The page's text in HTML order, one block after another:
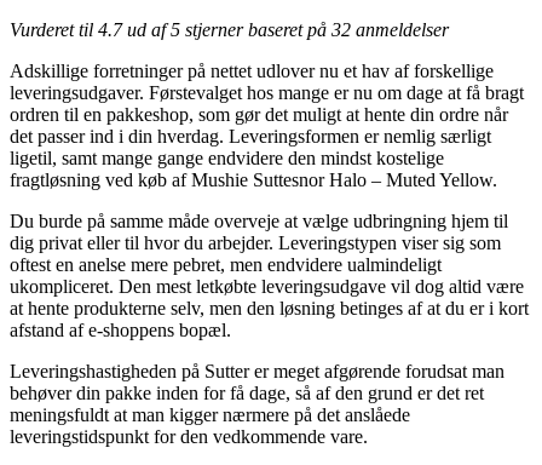
Vurderet til 4.7ud af 5 stjerner baseret på 32 anmeldelser
Adskillige forretninger på nettet udlover nu et hav af forskellige
leveringsudgaver. Førstevalget hos mange er nu om dage at få bragt
ordren til en pakkeshop, som gør det muligt at hente din ordre når
det passer ind i din hverdag. Leveringsformen er nemlig særligt
ligetil, samt mange gange endvidere den mindst kostelige
fragtløsning ved køb af Mushie Suttesnor Halo – Muted Yellow.
Du burde på samme måde overveje at vælge udbringning hjem til
dig privat eller til hvor du arbejder. Leveringstypen viser sig som
oftest en anelse mere pebret, men endvidere ualmindeligt
ukompliceret. Den mest letkøbte leveringsudgave vil dog altid være
at hente produkterne selv, men den løsning betinges af at du er i kort
afstand af e-shoppens bopæl.
Leveringshastigheden på Sutter er meget afgørende forudsat man
behøver din pakke inden for få dage, så af den grund er det ret
meningsfuldt at man kigger nærmere på det anslåede
leveringstidspunkt for den vedkommende vare.